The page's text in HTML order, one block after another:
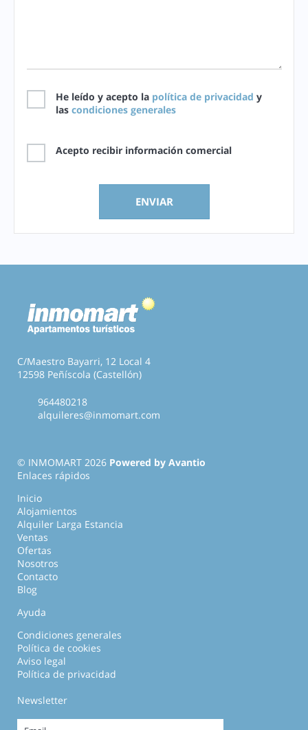
He leído y acepto la política de privacidad y
las condiciones generales
Acepto recibir información comercial
C/Maestro Bayarri, 12 Local 4
12598 Peñíscola (Castellón)
964480218
alquileres@inmomart.com
© INMOMART 2026 Powered by Avantio
Enlaces rápidos
Inicio
Alojamientos
Alquiler Larga Estancia
Ventas
Ofertas
Nosotros
Contacto
Blog
Ayuda
Condiciones generales
Política de cookies
Aviso legal
Política de privacidad
Newsletter